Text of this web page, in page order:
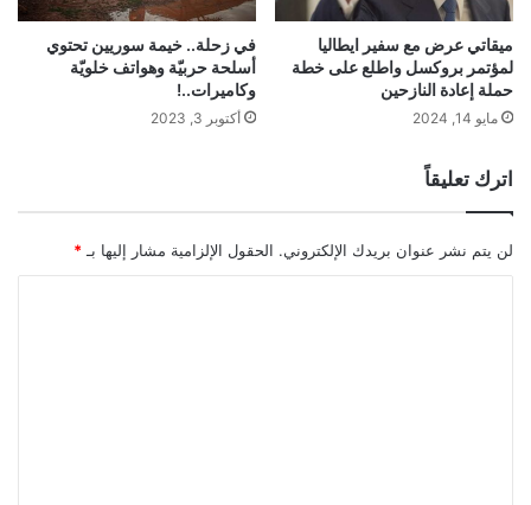
ميقاتي عرض مع سفير ايطاليا
لمؤتمر بروكسل واطلع على خطة
حملة إعادة النازحين
مايو 14, 2024
في زحلة.. خيمة سوريين تحتوي
أسلحة حربيّة وهواتف خلويّة
وكاميرات..!
أكتوبر 3, 2023
اترك تعليقاً
لن يتم نشر عنوان بريدك الإلكتروني. الحقول الإلزامية مشار إليها بـ *